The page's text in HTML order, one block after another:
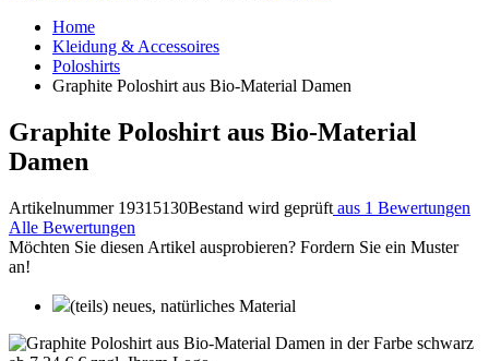
Home
Kleidung & Accessoires
Poloshirts
Graphite Poloshirt aus Bio-Material Damen
Graphite Poloshirt aus Bio-Material
Damen
Artikelnummer 19315130Bestand wird geprüft aus 1 Bewertungen
Alle Bewertungen
Möchten Sie diesen Artikel ausprobieren? Fordern Sie ein Muster
an!
(teils) neues, natürliches Material